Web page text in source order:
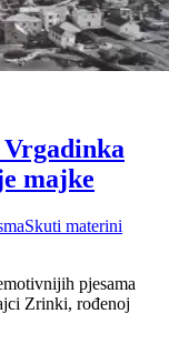
majke
Skuti materini
pjesama
Zrinki, rođenoj